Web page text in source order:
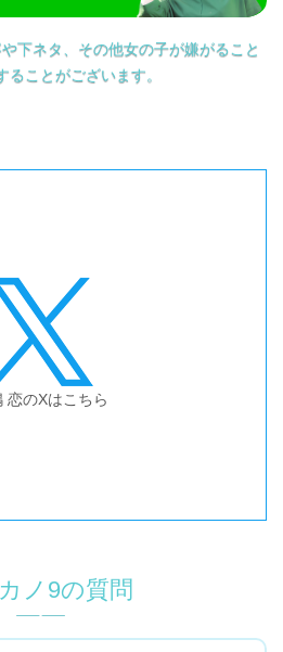
下ネタ、その他女の子が嫌がること
ることがございます。
恋のXはこちら
ノ 9の質問